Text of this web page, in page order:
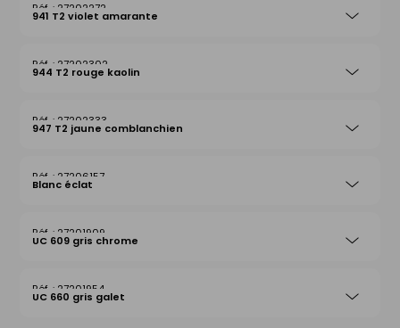
27202272
941 T2 violet amarante
27202302
944 T2 rouge kaolin
27202333
947 T2 jaune comblanchien
27206157
Blanc éclat
27201909
UC 609 gris chrome
27201954
UC 660 gris galet